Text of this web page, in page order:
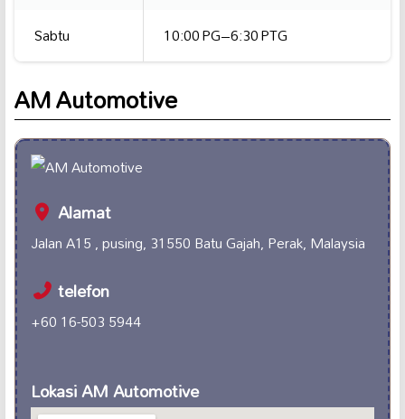
Sabtu
10:00 PG–6:30 PTG
AM Automotive
Alamat
Jalan A15 , pusing, 31550 Batu Gajah, Perak, Malaysia
telefon
+60 16-503 5944
Lokasi AM Automotive